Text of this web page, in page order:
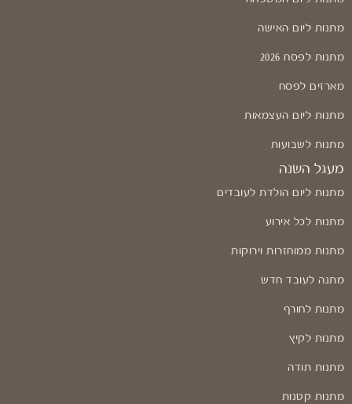
מתנות ליום האישה
מתנות לפסח 2026
מארזים לפסח
מתנות ליום העצמאות
מתנות לשבועות
מעגל השנה
מתנות ליום הולדת לעובדים
מתנות לכל אירוע
מתנות ממוחזרות וירוקות
מתנה לעובד חדש
מתנות לחורף
מתנות לקיץ
מתנות תודה
מתנות קטנות